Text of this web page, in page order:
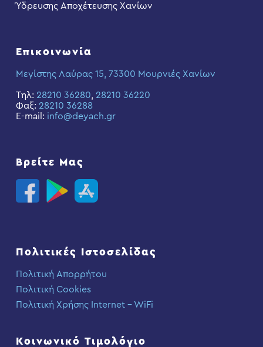
Ύδρευσης Αποχέτευσης Χανίων
Επικοινωνία
Μεγίστης Λαύρας 15, 73300 Μουρνιές Χανίων
Τηλ: 28210 36280, 28210 36220
Φαξ: 28210 36288
E-mail: info@deyach.gr
Βρείτε Μας
Πολιτικές Ιστοσελίδας
Πολιτική Απορρήτου
Πολιτική Cookies
Πολιτική Χρήσης Internet – WiFi
Κοινωνικό Τιμολόγιο